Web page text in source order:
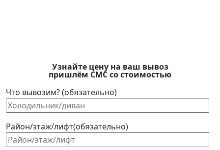
Узнайте цену на ваш вывоз
пришлём СМС со стоимостью
Что вывозим? (обязательно)
Район/этаж/лифт(обязательно)